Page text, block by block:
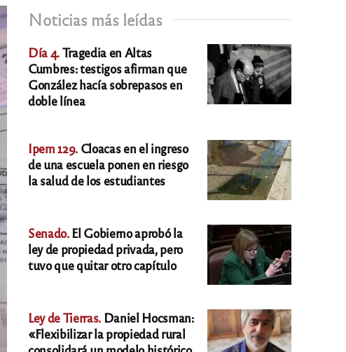
Noticias más leídas
Día 4.Tragedia en Altas
Cumbres: testigos afirman que
González hacía sobrepasos en
doble línea
Ipem 129. Cloacas en el ingreso
de una escuela ponen en riesgo
la salud de los estudiantes
Senado.El Gobierno aprobó la
ley de propiedad privada, pero
tuvo que quitar otro capítulo
Ley de Tierras. Daniel Hocsman:
«Flexibilizar la propiedad rural